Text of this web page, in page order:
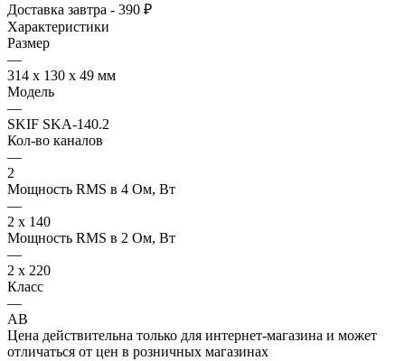
Доставка завтра - 390 ₽
Характеристики
Размер
—
314 x 130 x 49 мм
Модель
—
SKIF SKA-140.2
Кол-во каналов
—
2
Мощность RMS в 4 Ом, Вт
—
2 x 140
Мощность RMS в 2 Ом, Вт
—
2 x 220
Класс
—
AB
Цена действительна только для интернет-магазина и может
отличаться от цен в розничных магазинах